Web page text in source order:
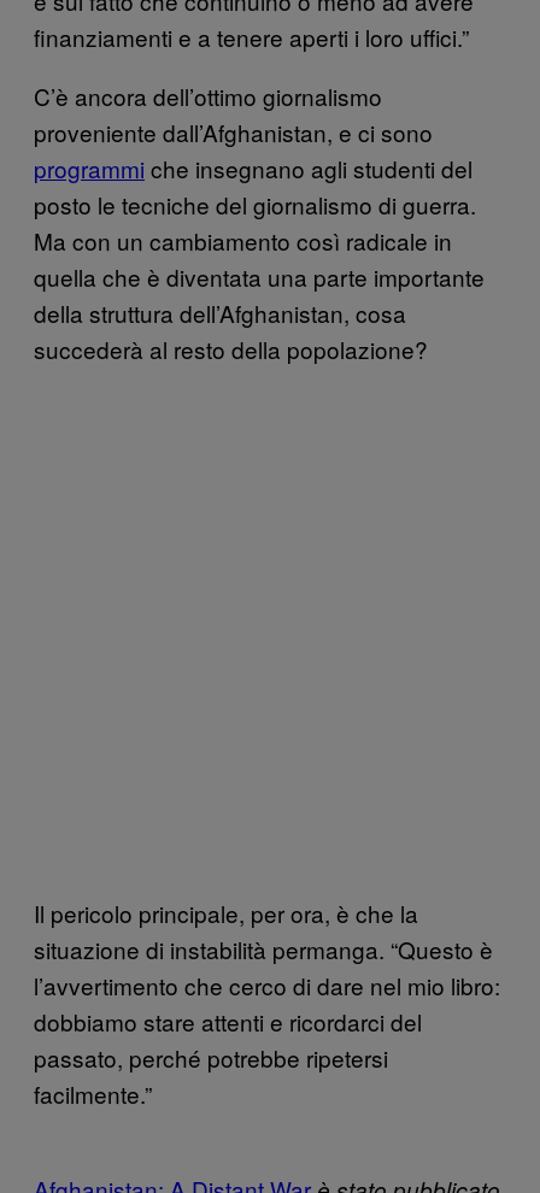
finanziamenti e a tenere aperti i loro uffici.”
C’è ancora dell’ottimo giornalismo
proveniente dall’Afghanistan, e ci sono
programmi che insegnano agli studenti del
posto le tecniche del giornalismo di guerra.
Ma con un cambiamento così radicale in
quella che è diventata una parte importante
della struttura dell’Afghanistan, cosa
succederà al resto della popolazione?
Il pericolo principale, per ora, è che la
situazione di instabilità permanga. “Questo è
l’avvertimento che cerco di dare nel mio libro:
dobbiamo stare attenti e ricordarci del
passato, perché potrebbe ripetersi
facilmente.”